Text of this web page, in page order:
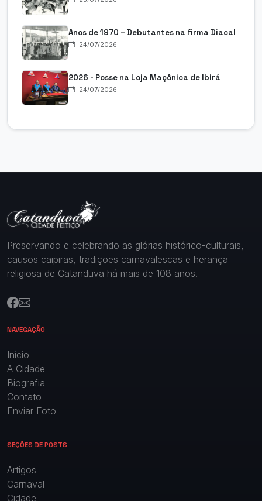
Anos de 1970 – Debutantes na firma Diacal
24/07/2026
2026 - Posse na Loja Maçônica de Ibirá
24/07/2026
Preservando e celebrando as glórias histórico-culturais,
causos caipiras, tradições carnavalescas e herança
religiosa de Catanduva há mais de 108 anos.
NAVEGAÇÃO
Início
A Cidade
Biografia
Contato
Enviar Foto
SEÇÕES DE POSTS
Artigos
Carnaval
Cidade